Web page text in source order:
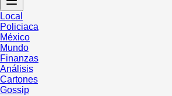
Local
Policiaca
México
Mundo
Finanzas
Análisis
Cartones
Gossip